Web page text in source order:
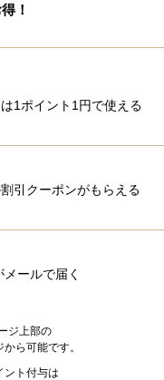
！
1ポイント1円で使える
引クーポンがもらえる
ールで届く
ジ上部の
ら可能です。
ト付与は